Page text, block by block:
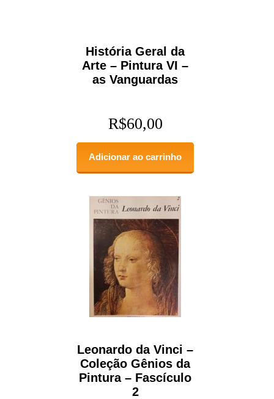
História Geral da
Arte – Pintura VI –
as Vanguardas
R$60,00
Adicionar ao carrinho
Leonardo da Vinci –
Coleção Gênios da
Pintura – Fascículo
2